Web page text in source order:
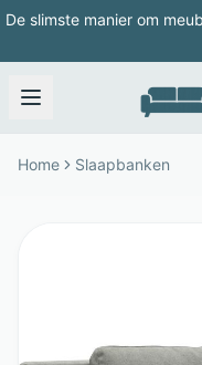
De slimste manier om
Home Slaapbanken